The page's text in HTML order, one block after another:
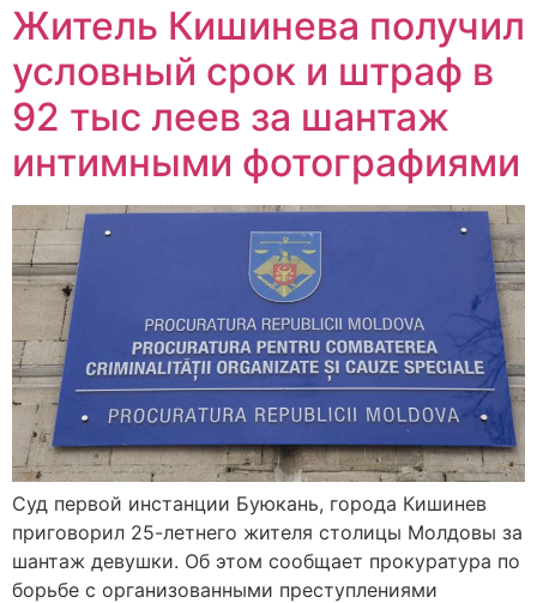
Житель Кишинева получил
условный срок и штраф в
92 тыс леев за шантаж
интимными фотографиями
Суд первой инстанции Буюкань, города Кишинев
приговорил 25-летнего жителя столицы Молдовы за
шантаж девушки. Об этом сообщает прокуратура по
борьбе с организованными преступлениями